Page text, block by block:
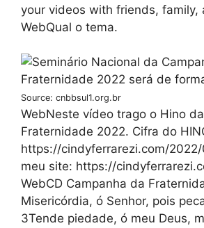
your videos with friends, family,
WebQual o tema.
Source: cnbbsul1.org.br
WebNeste vídeo trago o Hino
Fraternidade 2022. Cifra do
https://cindyferrarezi.com/
meu site: https://
WebCD Campanha da
Misericórdia, ó Senhor, pois
3Tende piedade, ó meu Deus,